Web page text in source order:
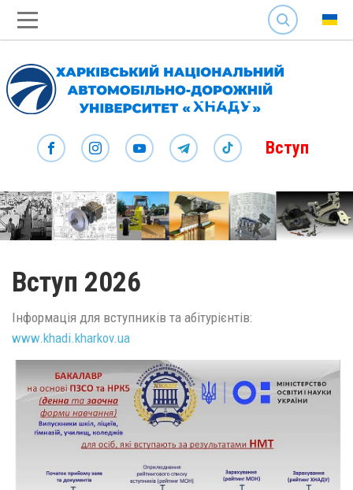
SEARCH
Вступ
Вступ 2026
Інформація для вступників та абітурієнтів:
www.khadi.kharkov.ua